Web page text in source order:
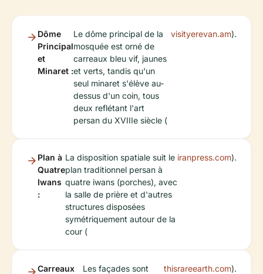
Dôme
Principal
et
Minaret :
Le dôme principal de la
mosquée est orné de
carreaux bleu vif, jaunes
et verts, tandis qu'un
seul minaret s'élève au-
dessus d'un coin, tous
deux reflétant l'art
persan du XVIIIe siècle (
visityerevan.am).
Plan à
Quatre
Iwans
:
La disposition spatiale suit le
plan traditionnel persan à
quatre iwans (porches), avec
la salle de prière et d'autres
structures disposées
symétriquement autour de la
cour (
iranpress.com).
Carreaux
Les façades sont
thisrareearth.com).